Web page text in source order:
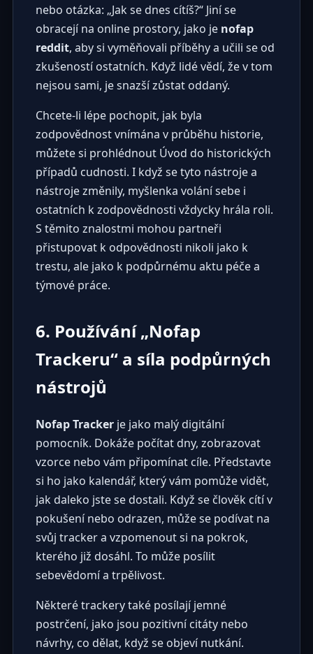
nebo otázka: „Jak se dnes cítíš?“ Jiní se
obracejí na online prostory, jako je nofap
reddit, aby si vyměňovali příběhy a učili se od
zkušeností ostatních. Když lidé vědí, že v tom
nejsou sami, je snazší zůstat oddaný.
Chcete-li lépe pochopit, jak byla
zodpovědnost vnímána v průběhu historie,
můžete si prohlédnout Úvod do historických
případů cudnosti. I když se tyto nástroje a
nástroje změnily, myšlenka volání sebe i
ostatních k zodpovědnosti vždycky hrála roli.
S těmito znalostmi mohou partneři
přistupovat k odpovědnosti nikoli jako k
trestu, ale jako k podpůrnému aktu péče a
týmové práce.
6. Používání „Nofap
Trackeru“ a síla podpůrných
nástrojů
Nofap Trackerje jako malý digitální
pomocník. Dokáže počítat dny, zobrazovat
vzorce nebo vám připomínat cíle. Představte
si ho jako kalendář, který vám pomůže vidět,
jak daleko jste se dostali. Když se člověk cítí v
pokušení nebo odrazen, může se podívat na
svůj tracker a vzpomenout si na pokrok,
kterého již dosáhl. To může posílit
sebevědomí a trpělivost.
Některé trackery také posílají jemné
postrčení, jako jsou pozitivní citáty nebo
návrhy, co dělat, když se objeví nutkání.